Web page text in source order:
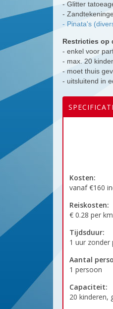
- Glitter
-
- Pinata's
Restricties op
- enkel voor
- max. 20
- moet thuis
- uitsluitend in
Kosten:
vanaf €160
Reiskosten:
€ 0.28 per
Tijdsduur:
1 uur zonder
Aantal
1 persoon
Capaciteit:
20 kinderen,